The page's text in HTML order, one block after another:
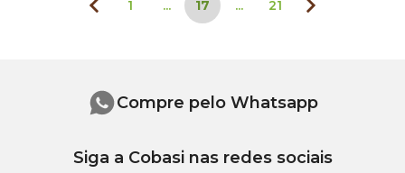
1 ... 17 ... 21
Compre pelo Whatsapp
Siga a Cobasi nas redes sociais